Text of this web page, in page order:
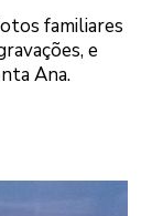
familiares
e
Ana.